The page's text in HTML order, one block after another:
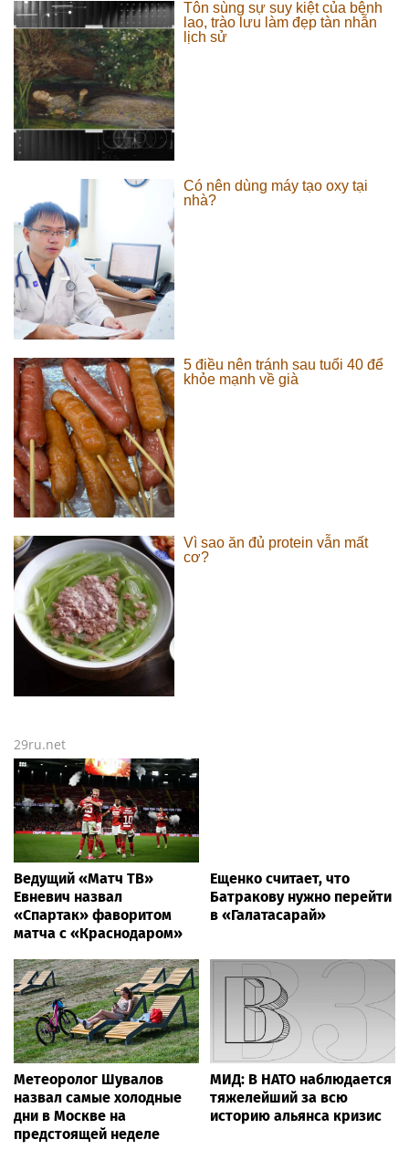
Tôn sùng sự suy kiệt của bệnh
lao, trào lưu làm đẹp tàn nhẫn
lịch sử
Có nên dùng máy tạo oxy tại
nhà?
5 điều nên tránh sau tuổi 40 để
khỏe mạnh về già
Vì sao ăn đủ protein vẫn mất
cơ?
29ru.net
Ведущий «Матч ТВ»
Евневич назвал
«Спартак» фаворитом
матча с «Краснодаром»
Ещенко считает, что
Батракову нужно перейти
в «Галатасарай»
Метеоролог Шувалов
назвал самые холодные
дни в Москве на
предстоящей неделе
МИД: В НАТО наблюдается
тяжелейший за всю
историю альянса кризис